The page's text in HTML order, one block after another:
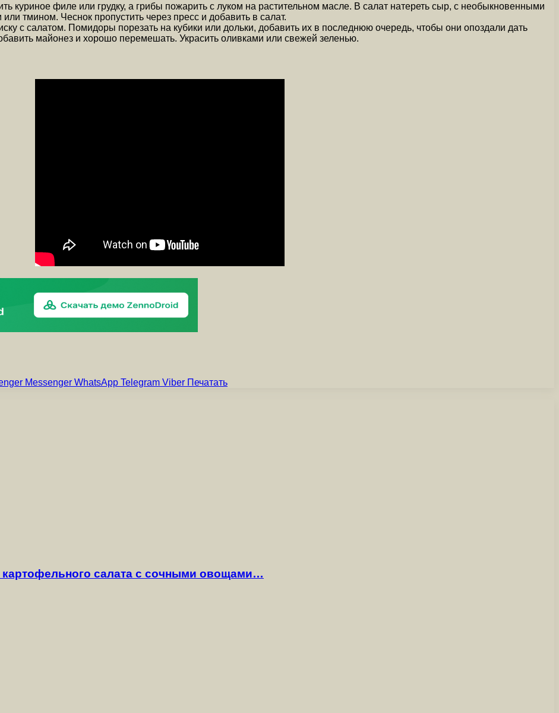
куриное филе или грудку, а грибы пожарить с луком на растительном масле. В салат натереть сыр, с необыкновенными
тмином. Чеснок пропустить через пресс и добавить в салат.
с салатом. Помидоры порезать на кубики или дольки, добавить их в последнюю очередь, чтобы они опоздали дать
майонез и хорошо перемешать. Украсить оливками или свежей зеленью.
Messenger WhatsApp Telegram Viber Печатать
картофельного салата с сочными овощами…